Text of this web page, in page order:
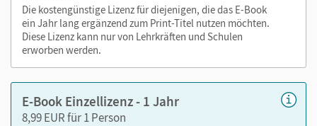
Die kostengünstige Lizenz für diejenigen, die das E-Book
ein Jahr lang ergänzend zum Print-Titel nutzen möchten.
Diese Lizenz kann nur von Lehrkräften und Schulen
erworben werden.
E-Book Einzellizenz - 1 Jahr
8,99 EUR für 1 Person